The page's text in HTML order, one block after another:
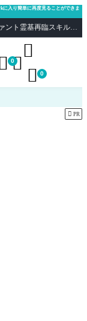
に入り簡単に再度見ることができま
FGOまとめニュース速報・最新イベント攻略・ サーヴァント霊基再臨スキル性能評価まとめ Fate/Grand Order
0

 0
 PR